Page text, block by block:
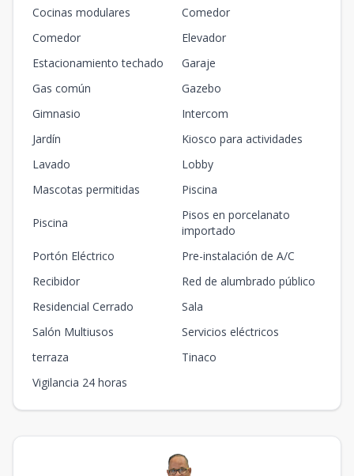
Cocinas modulares
Comedor
Comedor
Elevador
Estacionamiento techado
Garaje
Gas común
Gazebo
Gimnasio
Intercom
Jardín
Kiosco para actividades
Lavado
Lobby
Mascotas permitidas
Piscina
Piscina
Pisos en porcelanato
importado
Portón Eléctrico
Pre-instalación de A/C
Recibidor
Red de alumbrado público
Residencial Cerrado
Sala
Salón Multiusos
Servicios eléctricos
terraza
Tinaco
Vigilancia 24 horas